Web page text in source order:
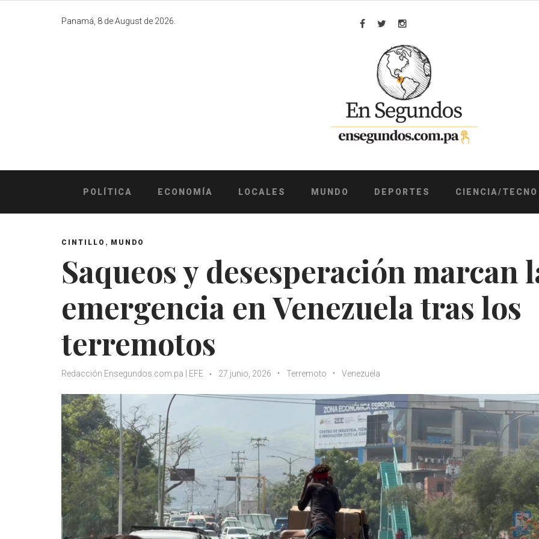
Panamá, 8 de August de 2026.
Facebook
TwitterInstagram
POLÍTICA ECONOMÍA LOCALES MUNDO DEPORTES CIENCIA/TECNO
CINTILLO , MUNDO
Saqueos y desesperación marcan
emergencia en Venezuela tras los
terremotos
Redacción Ensegundos.com.pa | EFE 27 junio, 2026 Terremoto Venezuela